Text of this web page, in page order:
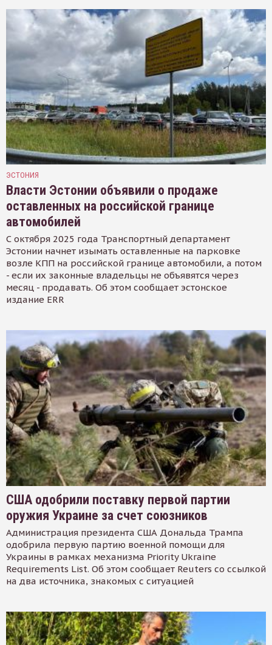
ЭСТОНИЯ
Власти Эстонии объявили о продаже
оставленных на российской границе
автомобилей
С октября 2025 года Транспортный департамент
Эстонии начнет изымать оставленные на парковке
возле КПП на российской границе автомобили, а потом
- если их законные владельцы не объявятся через
месяц - продавать. Об этом сообщает эстонское
издание ERR
США одобрили поставку первой партии
оружия Украине за счет союзников
Администрация президента США Дональда Трампа
одобрила первую партию военной помощи для
Украины в рамках механизма Priority Ukraine
Requirements List. Об этом сообщает Reuters со ссылкой
на два источника, знакомых с ситуацией